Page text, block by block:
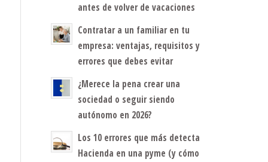
antes de volver de vacaciones
Contratar a un familiar en tu
empresa: ventajas, requisitos y
errores que debes evitar
¿Merece la pena crear una
sociedad o seguir siendo
autónomo en 2026?
Los 10 errores que más detecta
Hacienda en una pyme (y cómo